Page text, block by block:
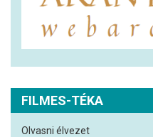
FILMES-TÉKA
Olvasni élvezet